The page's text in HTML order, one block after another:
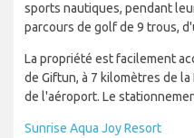
sports nautiques, pendant
parcours de golf de 9 trous,
La propriété est facilement
de Giftun, à 7 kilomètres de
de l'aéroport. Le
Sunrise Aqua Joy Resort